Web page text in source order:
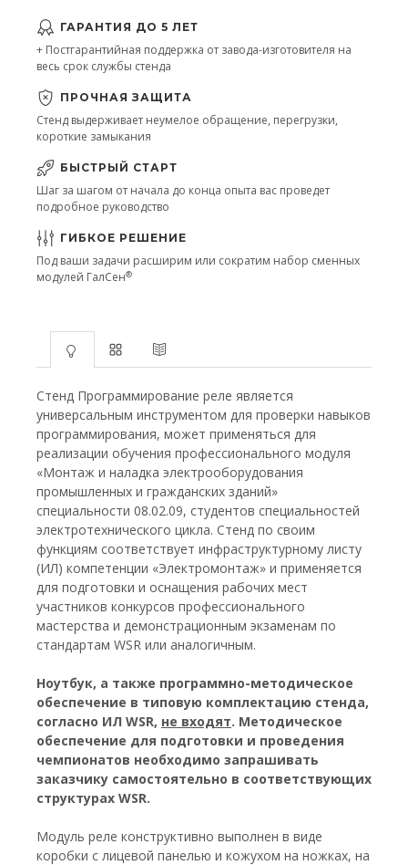
ГАРАНТИЯ ДО 5 ЛЕТ
+ Постгарантийная поддержка от завода-изготовителя на
весь срок службы стенда
ПРОЧНАЯ ЗАЩИТА
Стенд выдерживает неумелое обращение, перегрузки,
короткие замыкания
БЫСТРЫЙ СТАРТ
Шаг за шагом от начала до конца опыта вас проведет
подробное руководство
ГИБКОЕ РЕШЕНИЕ
Под ваши задачи расширим или сократим набор сменных
модулей ГалСен®
Стенд Программирование реле является
универсальным инструментом для проверки навыков
программирования, может применяться для
реализации обучения профессионального модуля
«Монтаж и наладка электрооборудования
промышленных и гражданских зданий»
специальности 08.02.09, студентов специальностей
электротехнического цикла. Стенд по своим
функциям соответствует инфраструктурному листу
(ИЛ) компетенции «Электромонтаж» и применяется
для подготовки и оснащения рабочих мест
участников конкурсов профессионального
мастерства и демонстрационным экзаменам по
стандартам WSR или аналогичным.
Ноутбук, а также программно-методическое
обеспечение в типовую комплектацию стенда,
согласно ИЛ WSR, не входят. Методическое
обеспечение для подготовки и проведения
чемпионатов необходимо запрашивать
заказчику самостоятельно в соответствующих
структурах WSR.
Модуль реле конструктивно выполнен в виде
коробки с лицевой панелью и кожухом на ножках, на